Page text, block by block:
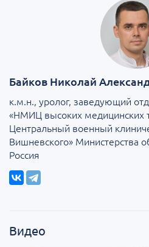
Байков Николай
к.м.н., уролог, заведующий
«НМИЦ высоких медицинских
Центральный военный
Вишневского» Министерства
Россия
Видео